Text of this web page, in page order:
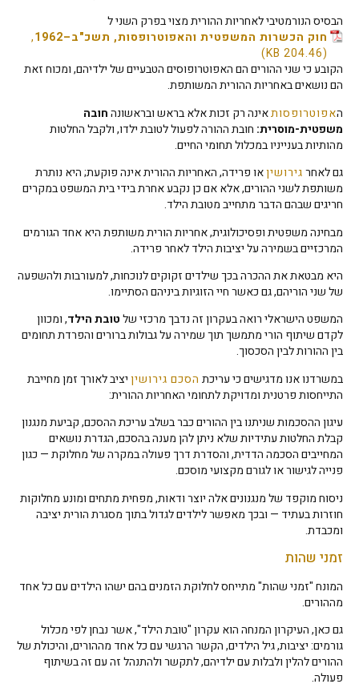
הבסיס הנורמטיבי לאחריות ההורית מצוי בפרק השני ל
חוק הכשרות המשפטית והאפוטרופסות, תשכ"ב–1962
הקובע כי שני ההורים הם האפוטרופוסים הטבעיים של ילדיהם, ומכוח זאת
הם נושאים באחריות ההורית המשותפת.
אפוטרופסותאינה רק זכות אלא בראש ובראשונהחובה
משפטית-מוסרית:חובת ההורה לפעול לטובת ילדו, ולקבל החלטות
מהותיות בענייניו במכלול תחומי החיים.
גם לאחרגירושיןאו פרידה, האחריות ההורית אינה פוקעת; היא נותרת
משותפת לשני ההורים, אלא אם כן נקבע אחרת בידי בית המשפט במקרים
חריגים שבהם הדבר מתחייב מטובת הילד.
מבחינה משפטית ופסיכולוגית, אחריות הורית משותפת היא אחד הגורמים
המרכזיים בשמירה על יציבות הילד לאחר פרידה.
היא מבטאת את ההכרה בכך שילדים זקוקים לנוכחות, למעורבות ולהשפעה
של שני הוריהם, גם כאשר חיי הזוגיות ביניהם הסתיימו.
המשפט הישראלי רואה בעקרון זה נדבך מרכזי שלטובת הילד, ומכוון
לקדם שיתוף הורי מתמשך תוך שמירה על גבולות ברורים והפרדת תחומים
בין ההורות לבין הסכסוך.
במשרדנו אנו מדגישים כי עריכתהסכם גירושיןיציב לאורך זמן מחייבת
התייחסות פרטנית ומדויקת לתחומי האחריות ההורית:
עיגון ההסכמות שניתנו בין ההורים כבר בשלב עריכת ההסכם, קביעת מנגנון
קבלת החלטות עתידיות שלא ניתן להן מענה בהסכם, הגדרת נושאים
המחייבים הסכמה הדדית, והסדרת דרך פעולה במקרה של מחלוקת — כגון
פנייה לגישור או לגורם מקצועי מוסכם.
ניסוח מוקפד של מנגנונים אלה יוצר ודאות, מפחית מתחים ומונע מחלוקות
חוזרות בעתיד — ובכך מאפשר לילדים לגדול בתוך מסגרת הורית יציבה
ומכבדת.
זמני שהות
המונח "זמני שהות" מתייחס לחלוקת הזמנים בהם ישהו הילדים עם כל אחד
מההורים.
גם כאן, העיקרון המנחה הוא עקרון "טובת הילד", אשר נבחן לפי מכלול
גורמים: יציבות, גיל הילדים, הקשר הרגשי עם כל אחד מההורים, והיכולת של
ההורים להלין ולבלות עם ילדיהם, לתקשר ולהתנהל זה עם זה בשיתוף
פעולה.